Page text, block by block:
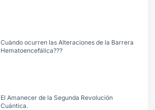
Cuàndo ocurren las Alteraciones de la Barrera
Hematoencefálica???
El Amanecer de la Segunda Revolución
Cuántica.